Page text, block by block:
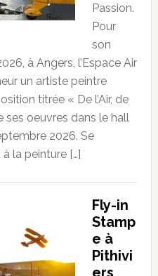
Passion.
Pour
son
à Angers, l’Espace Air
un artiste peintre
titrée « De l’Air, de
ses oeuvres dans le hall
2026. Se
la peinture […]
Fly-in
Stamp
e à
Pithivi
ers